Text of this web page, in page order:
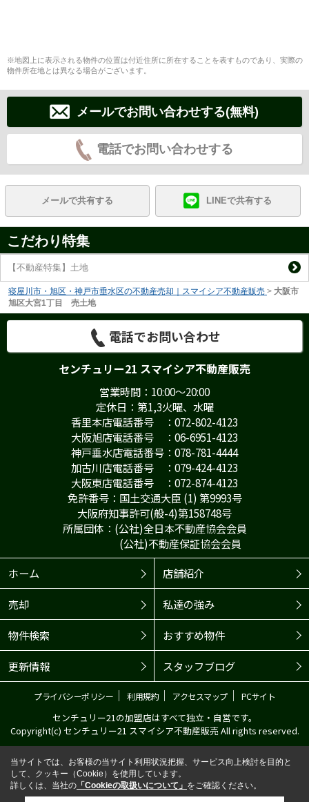
※地図上に表示される物件の位置は付近住所に所在することを表すものであり、実際の
物件所在地とは異なる場合がございます。
メールでお問い合わせする(無料)
電話でお問い合わせする
メールで共有する LINEで共有する
こだわり特集
【不動産特集】土地
寝屋川市・旭区・神戸市垂水区の不動産売却｜スマイシア不動産販売 > 大阪市
旭区大宮1丁目 売土地
電話でお問い合わせ
センチュリー21 スマイシア不動産販売
営業時間：10:00～20:00
定休日：第1,3火曜、水曜
香里本店電話番号 ：072-802-4123
大阪旭店電話番号 ：06-6951-4123
神戸垂水店電話番号：078-781-4444
加古川店電話番号 ：079-424-4123
大阪東店電話番号 ：072-874-4123
免許番号：国土交通大臣 (1) 第9993号
大阪府知事許可(般-4)第158748号
所属団体：(公社)全日本不動産協会会員
(公社)不動産保証協会会員
ホーム
店舗紹介
売却 私達の強み
物件検索 おすすめ物件
更新情報 スタッフブログ
プライバシーポリシー ｜ 利用規約｜ アクセスマップ｜ PCサイト
センチュリー21の加盟店はすべて独立・自営です。
Copyright(c) センチュリー21 スマイシア不動産販売 All rights reserved.
当サイトでは、お客様の当サイト利用状況把握、サービス向上検討を目的と
して、クッキー（Cookie）を使用しています。
詳しくは、当社の 「Cookieの取扱いについて」 をご確認ください。